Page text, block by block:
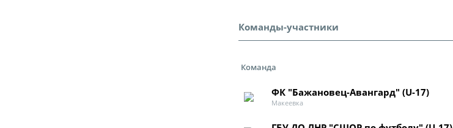
Команды-участники
Команда
ФК "Бажановец-Авангард" (U-17)
Макеевка